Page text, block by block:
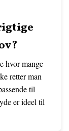
hvor mange
retter man
til
er ideel til